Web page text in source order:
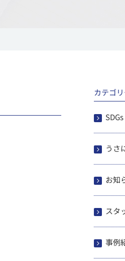
カテゴ
SDGs
うさ
お知
スタ
事例